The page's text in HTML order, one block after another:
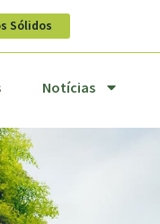
Sólidos
Notícias
Notícias